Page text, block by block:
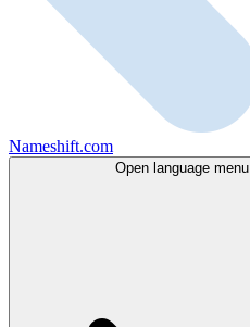
Nameshift.com
Open language menu